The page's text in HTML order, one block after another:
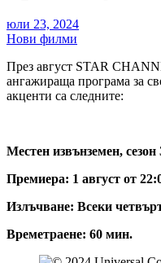
юли 23, 2024
Нови филми
През август STAR
ангажираща програма за
акценти са следните:
Местен извънземен, сезон
Премиера: 1 август от
Излъчване: Всеки
Времетраене: 60 мин.